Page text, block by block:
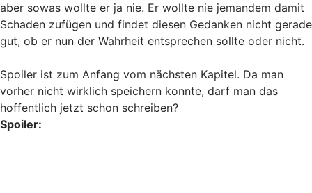
aber sowas wollte er ja nie. Er wollte nie jemandem damit
Schaden zufügen und findet diesen Gedanken nicht gerade
gut, ob er nun der Wahrheit entsprechen sollte oder nicht.
Spoiler ist zum Anfang vom nächsten Kapitel. Da man
vorher nicht wirklich speichern konnte, darf man das
hoffentlich jetzt schon schreiben?
Spoiler: